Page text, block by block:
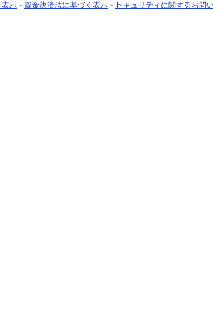
表示 - 資金決済法に基づく表示 - セキュリティに関するお問